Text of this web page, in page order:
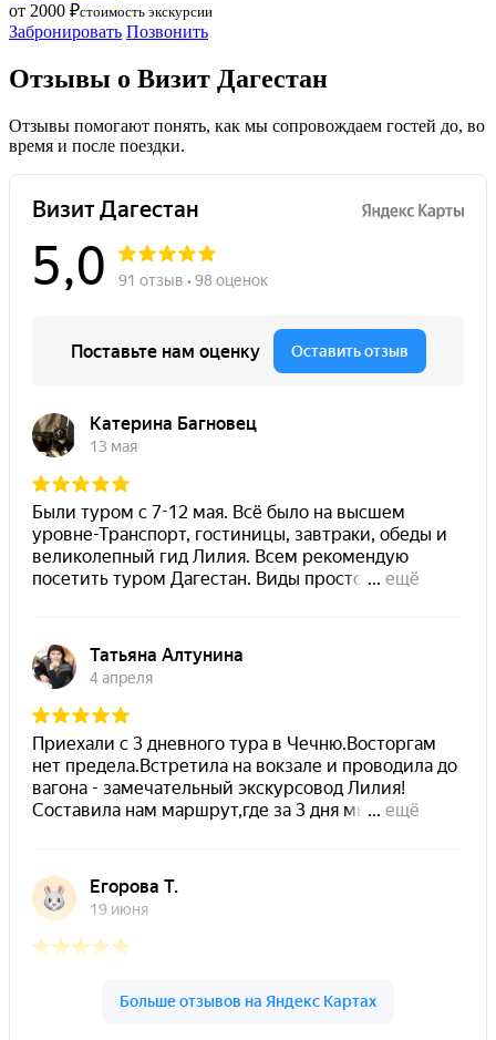
от 2000 ₽стоимость экскурсии
Забронировать Позвонить
Отзывы о Визит Дагестан
Отзывы помогают понять, как мы сопровождаем гостей до, во
время и после поездки.